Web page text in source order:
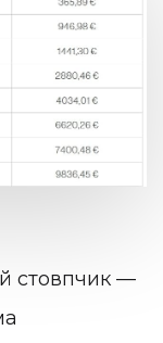
стовпчик —